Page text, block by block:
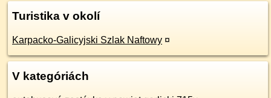
Turistika v okolí
Karpacko-Galicyjski Szlak Naftowy ¤
V kategóriách